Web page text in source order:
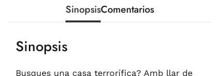
SinopsisComentarios
Sinopsis
Busques una casa terrorífica? Amb llar de